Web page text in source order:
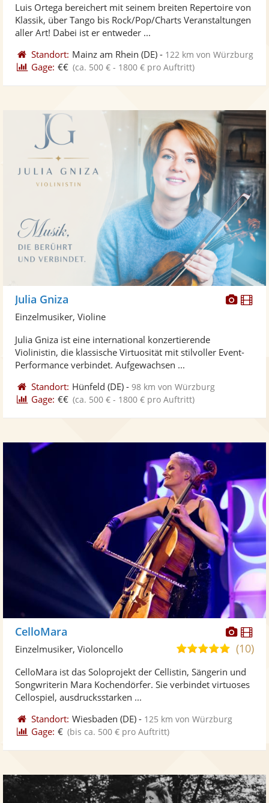
Fotos
5
Sternen
Luis Ortega bereichert mit seinem breiten Repertoire von
Klassik, über Tango bis Rock/Pop/Charts Veranstaltungen
aller Art! Dabei ist er entweder ...
Standort: Mainz am Rhein (DE) - 122 km von Würzburg
Gage: €€ (ca. 500 € - 1800 € pro Auftritt)
Julia Gniza
Einzelmusiker, Violine
Julia Gniza ist eine international konzertierende
Violinistin, die klassische Virtuosität mit stilvoller Event-
Performance verbindet. Aufgewachsen ...
Standort: Hünfeld (DE) -98 km von Würzburg
Gage: €€ (ca. 500 € - 1800 € pro Auftritt)
Fotos
CelloMara
5,0
5
(10)
Einzelmusiker, Violoncello
CelloMara ist das Soloprojekt der Cellistin, Sängerin und
Songwriterin Mara Kochendörfer. Sie verbindet virtuoses
Cellospiel, ausdrucksstarken ...
Standort: Wiesbaden (DE) - 125 km von Würzburg
Gage: € (bis ca. 500 € pro Auftritt)